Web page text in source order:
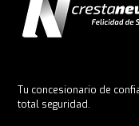
Tu concesionario de
total seguridad.